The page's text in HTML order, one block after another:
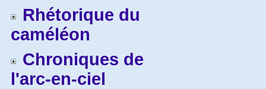
Rhétorique du
caméléon
Chroniques de
l'arc-en-ciel